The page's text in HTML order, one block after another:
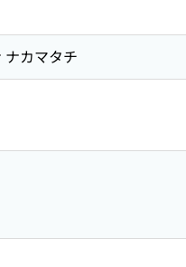
ナカマタチ